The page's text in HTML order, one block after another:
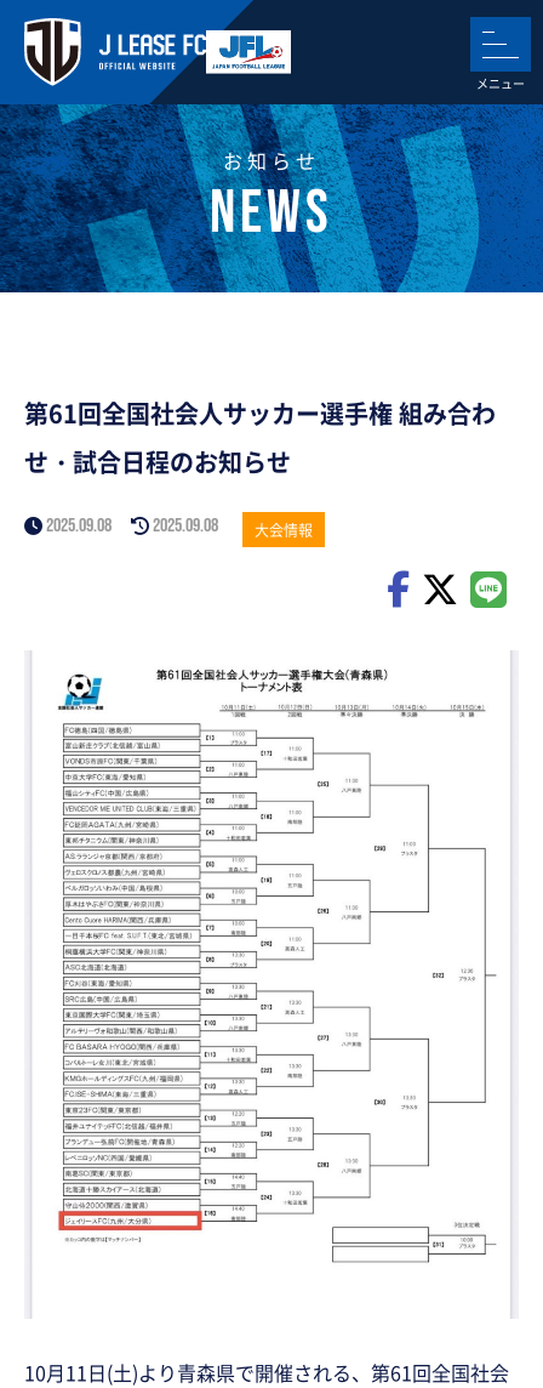
お知らせ
第61回全国社会人サッカー選手権 組み合わ
せ・試合日程のお知らせ
2025.09.08 2025.09.08 大会情報
10月11日(土)より青森県で開催される、第61回全国社会